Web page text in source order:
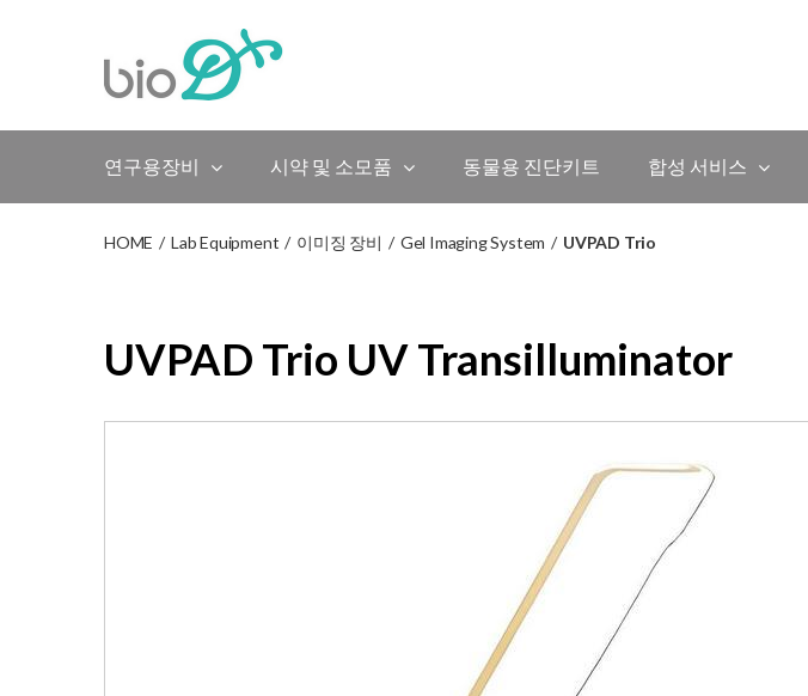
연구용장비 시약 및 소모품 동물용 진단키트 합성 서비스
HOME / Lab Equipment / 이미징 장비 / Gel Imaging System / UVPAD Trio
UVPAD Trio UV Transilluminator